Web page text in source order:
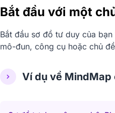
Bắt đầu với một
Bắt đầu sơ đồ tư duy của
mô-đun, công cụ hoặc chủ
Ví dụ về MindMap